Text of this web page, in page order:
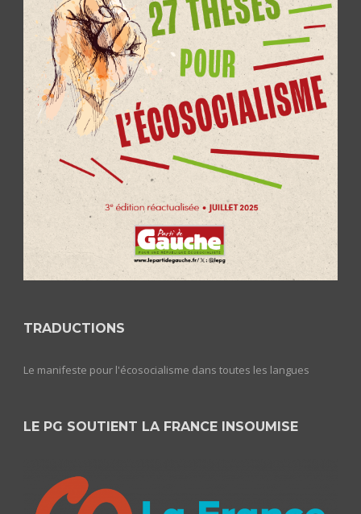
TRADUCTIONS
Le manifeste pour l'écosocialisme dans toutes les langues
LE PG SOUTIENT LA FRANCE INSOUMISE